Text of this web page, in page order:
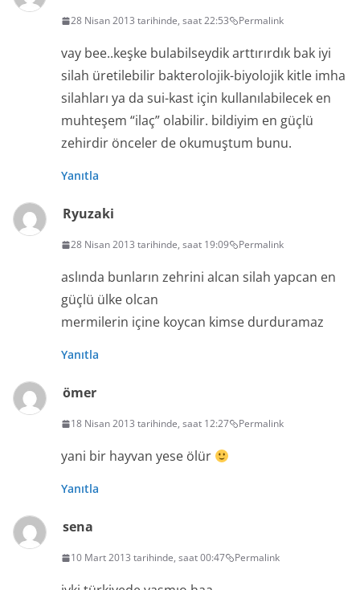
28 Nisan 2013 tarihinde, saat 22:53 Permalink
vay bee..keşke bulabilseydik arttırırdık bak iyi
silah üretilebilir bakterolojik-biyolojik kitle imha
silahları ya da sui-kast için kullanılabilecek en
muhteşem “ilaç” olabilir. bildiyim en güçlü
zehirdir önceler de okumuştum bunu.
Yanıtla
Ryuzaki
28 Nisan 2013 tarihinde, saat 19:09 Permalink
aslında bunların zehrini alcan silah yapcan en
güçlü ülke olcan
mermilerin içine koycan kimse durduramaz
Yanıtla
ömer
18 Nisan 2013 tarihinde, saat 12:27 Permalink
yani bir hayvan yese ölür
Yanıtla
sena
10 Mart 2013 tarihinde, saat 00:47 Permalink